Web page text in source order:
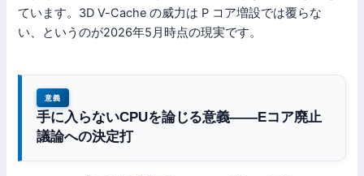
ています。3D V-Cache の威力は P コア増設では覆らな
い、というのが2026年5月時点の現実です。
意義
手に入らないCPUを論じる意義——Eコア廃止
議論への決定打